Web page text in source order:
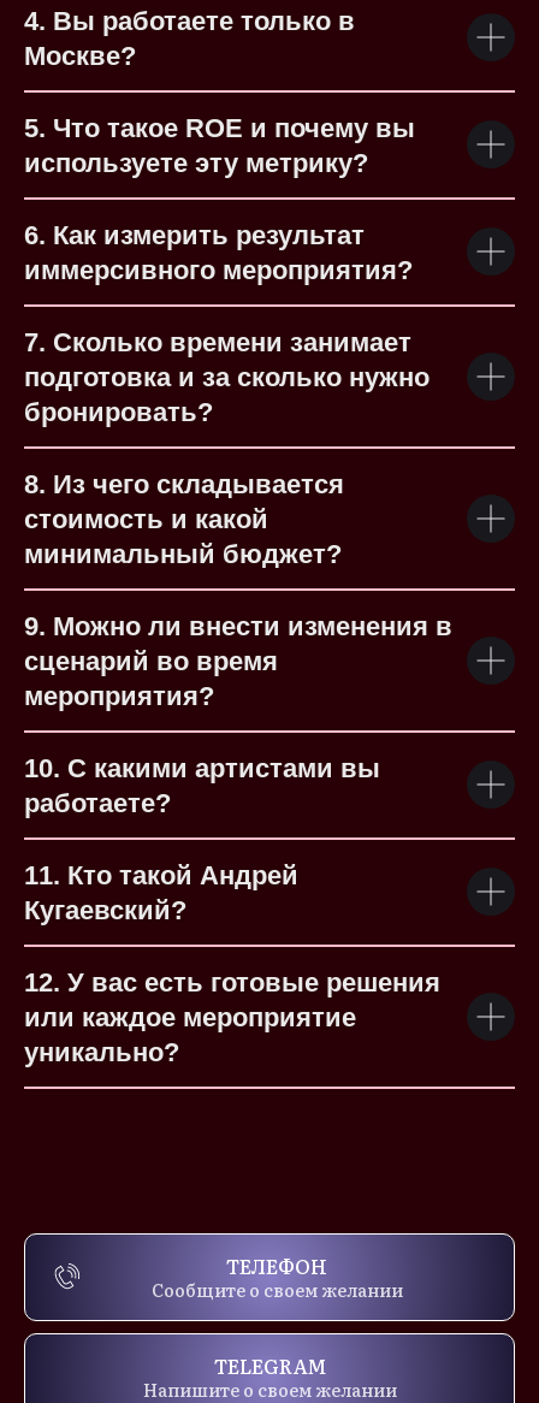
4. Вы работаете только в
Москве?
5. Что такое ROE и почему вы
используете эту метрику?
6. Как измерить результат
иммерсивного мероприятия?
7. Сколько времени занимает
подготовка и за сколько нужно
бронировать?
8. Из чего складывается
стоимость и какой
минимальный бюджет?
9. Можно ли внести изменения в
сценарий во время
мероприятия?
10. С какими артистами вы
работаете?
11. Кто такой Андрей
Кугаевский?
12. У вас есть готовые решения
или каждое мероприятие
уникально?
ТЕЛЕФОН
Сообщите о своем желании
TELEGRAM
Напишите о своем желании